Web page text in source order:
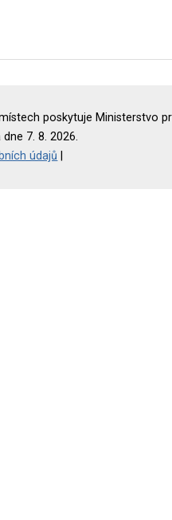
poskytuje Ministerstvo
7. 8. 2026.
údajů